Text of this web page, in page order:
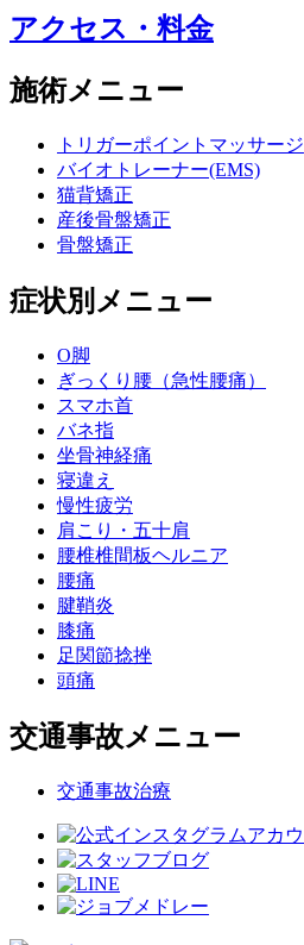
アクセス・料金
施術メニュー
トリガーポイントマッサージ
バイオトレーナー(EMS)
猫背矯正
産後骨盤矯正
骨盤矯正
症状別メニュー
O脚
ぎっくり腰（急性腰痛）
スマホ首
バネ指
坐骨神経痛
寝違え
慢性疲労
肩こり・五十肩
腰椎椎間板ヘルニア
腰痛
腱鞘炎
膝痛
足関節捻挫
頭痛
交通事故メニュー
交通事故治療